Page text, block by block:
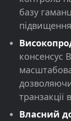
базу
консенсус
транзакції
Власний